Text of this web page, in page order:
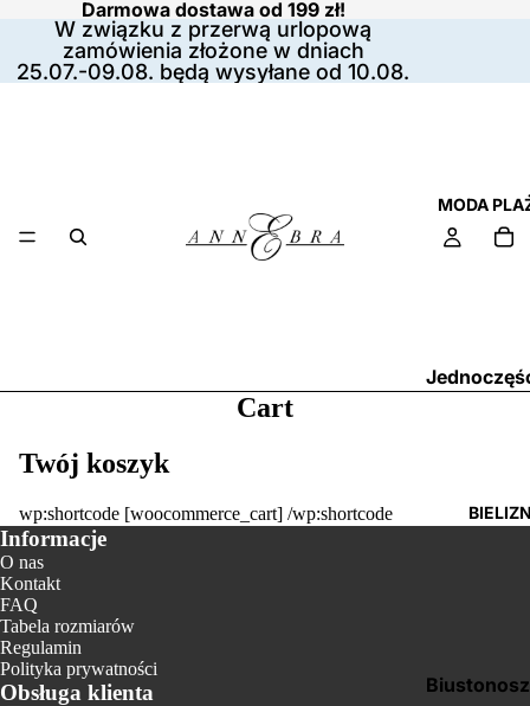
Darmowa dostawa od 199 zł!
W związku z przerwą urlopową
zamówienia złożone w dniach
25.07.-09.08. będą wysyłane od 10.08.
MODA
Góry do
Cart
Twój koszyk
wp:shortcode [woocommerce_cart] /wp:shortcode
Informacje
O nas
Kontakt
FAQ
Tabela rozmiarów
Regulamin
Polityka prywatności
Obsługa klienta